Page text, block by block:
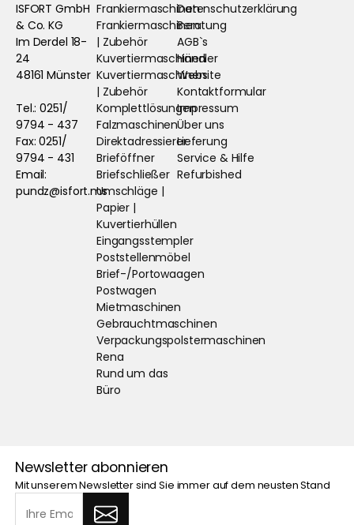
ISFORT GmbH
& Co. KG
Im Derdel 18-
24
48161 Münster
Tel.: 0251/
9794 - 437
Fax: 0251/
9794 - 431
Email:
pundz@isfort.ms
Frankiermaschinen
Frankiermaschinen
| Zubehör
Kuvertiermaschinen
Kuvertiermaschinen
| Zubehör
Komplettlösungen
Falzmaschinen
Direktadressierer
Brieföffner
Briefschließer
Umschläge |
Papier |
Kuvertierhüllen
Eingangsstempler
Poststellenmöbel
Brief-/Portowaagen
Postwagen
Mietmaschinen
Gebrauchtmaschinen
Verpackungspolstermaschinen
Rena
Rund um das
Büro
Datenschutzerklärung
Beratung
AGB`s
Händler
Website
Kontaktformular
Impressum
Über uns
Lieferung
Service & Hilfe
Refurbished
Newsletter abonnieren
Mit unserem Newsletter sind Sie immer auf dem neusten Stand